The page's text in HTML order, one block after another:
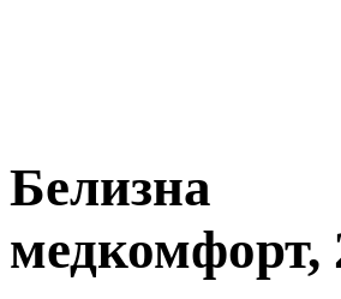
Белизна
медкомфорт,